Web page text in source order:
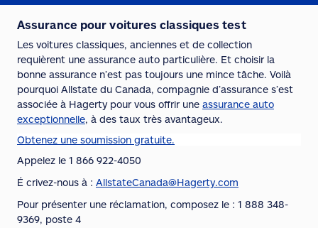
Assurance pour voitures classiques test
Les voitures classiques, anciennes et de collection
requièrent une assurance auto particulière. Et choisir la
bonne assurance n’est pas toujours une mince tâche. Voilà
pourquoi Allstate du Canada, compagnie d’assurance s’est
associée à Hagerty pour vous offrir une assurance auto
exceptionnelle, à des taux très avantageux.
Obtenez une soumission gratuite.
Appelez le 1 866 922-4050
É crivez-nous à : AllstateCanada@Hagerty.com
Pour présenter une réclamation, composez le : 1 888 348-
9369, poste 4